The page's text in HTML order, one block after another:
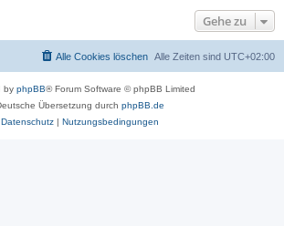
Gehe zu
Alle Zeiten sind UTC+02:00
Alle Cookies löschen
by phpBB® Forum Software © phpBB Limited
Übersetzung durch phpBB.de
Datenschutz| Nutzungsbedingungen